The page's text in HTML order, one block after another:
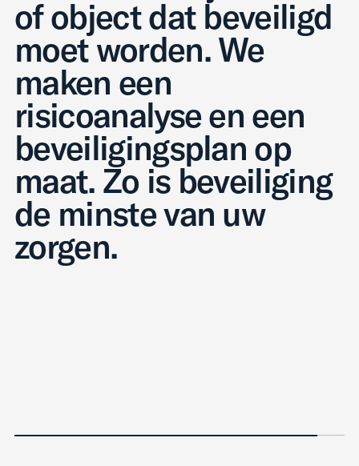
of object dat beveiligd
moet worden. We
maken een
risicoanalyse en een
beveiligingsplan op
maat. Zo is beveiliging
de minste van uw
zorgen.